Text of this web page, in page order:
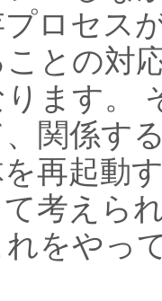
ロセス
ことの対
ます。
関係す
再起動
考えら
をやっ